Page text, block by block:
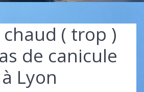
( trop )
de canicule
à Lyon